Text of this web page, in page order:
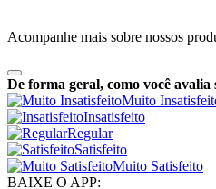
Acompanhe mais sobre nossos
De forma geral, como você avalia
Muito
Insatisfeito
Regular
Satisfeito
Muito Satisfeito
BAIXE O APP: